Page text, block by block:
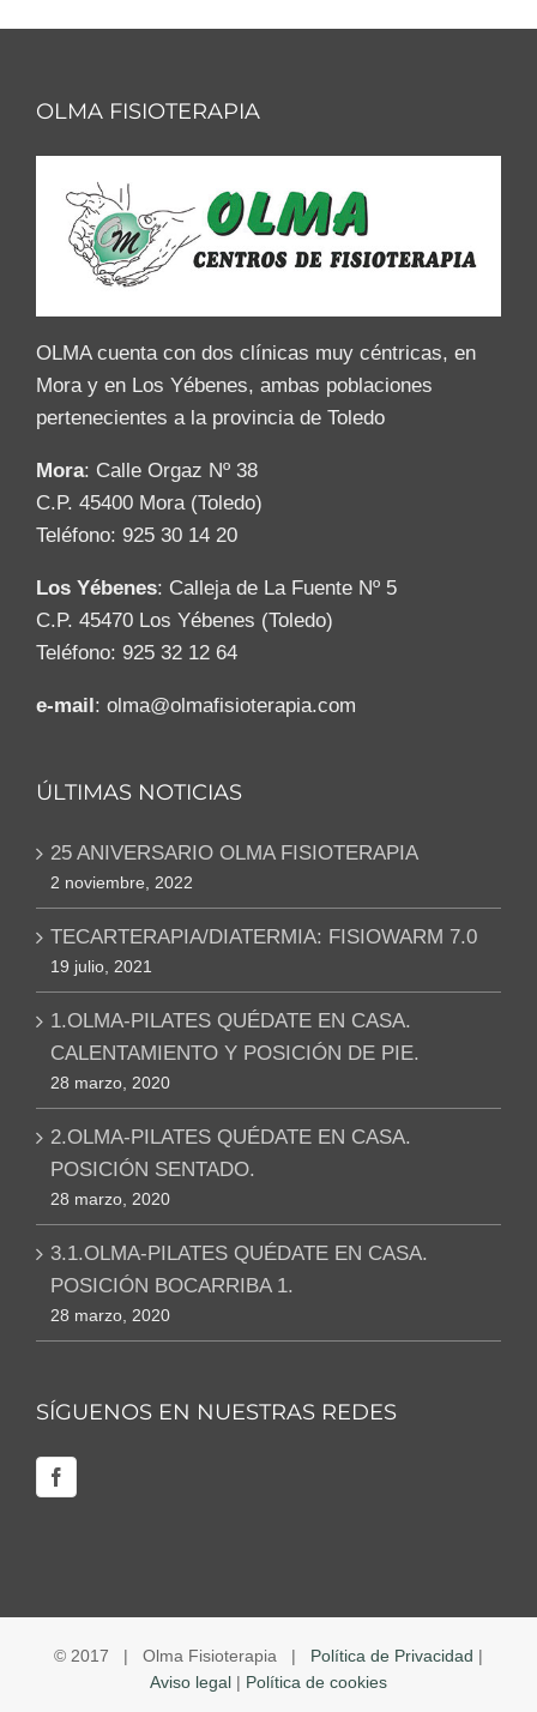
OLMA FISIOTERAPIA
OLMA cuenta con dos clínicas muy céntricas, en
Mora y en Los Yébenes, ambas poblaciones
pertenecientes a la provincia de Toledo
Mora: Calle Orgaz Nº 38
C.P. 45400 Mora (Toledo)
Teléfono: 925 30 14 20
Los Yébenes: Calleja de La Fuente Nº 5
C.P. 45470 Los Yébenes (Toledo)
Teléfono: 925 32 12 64
e-mail: olma@olmafisioterapia.com
ÚLTIMAS NOTICIAS
25 ANIVERSARIO OLMA FISIOTERAPIA
2 noviembre, 2022
TECARTERAPIA/DIATERMIA: FISIOWARM 7.0
19 julio, 2021
1.OLMA-PILATES QUÉDATE EN CASA.
CALENTAMIENTO Y POSICIÓN DE PIE.
28 marzo, 2020
2.OLMA-PILATES QUÉDATE EN CASA.
POSICIÓN SENTADO.
28 marzo, 2020
3.1.OLMA-PILATES QUÉDATE EN CASA.
POSICIÓN BOCARRIBA 1.
28 marzo, 2020
SÍGUENOS EN NUESTRAS REDES
© 2017 | Olma Fisioterapia | Política de Privacidad |
Aviso legal | Política de cookies